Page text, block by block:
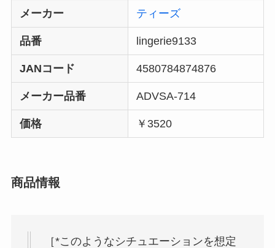
メーカー ティーズ
品番 lingerie9133
JANコード 4580784874876
メーカー品番 ADVSA-714
価格 ￥3520
商品情報
［*このようなシチュエーションを想定